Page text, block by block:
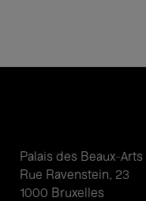
Palais des Beaux-Arts
Rue Ravenstein, 23
1000 Bruxelles